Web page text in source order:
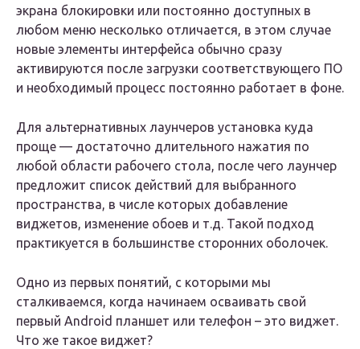
экрана блокировки или постоянно доступных в
любом меню несколько отличается, в этом случае
новые элементы интерфейса обычно сразу
активируются после загрузки соответствующего ПО
и необходимый процесс постоянно работает в фоне.
Для альтернативных лаунчеров установка куда
проще — достаточно длительного нажатия по
любой области рабочего стола, после чего лаунчер
предложит список действий для выбранного
пространства, в числе которых добавление
виджетов, изменение обоев и т.д. Такой подход
практикуется в большинстве сторонних оболочек.
Одно из первых понятий, с которыми мы
сталкиваемся, когда начинаем осваивать свой
первый Android планшет или телефон – это виджет.
Что же такое виджет?